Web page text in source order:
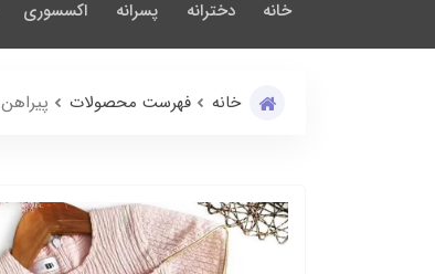
خانه دخترانه پسرانه اکسسوری
خانه فهرست محصولات پیراهن